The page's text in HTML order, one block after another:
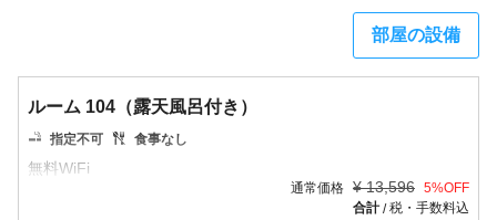
部屋の設備
ルーム 104（露天風呂付き）
指定不可 食事なし
通常価格 ¥ 13,596 5%OFF
合計/税・手数料込